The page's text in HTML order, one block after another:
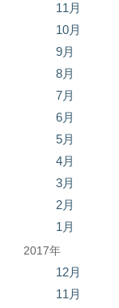
11月
10月
9月
8月
7月
6月
5月
4月
3月
2月
1月
2017年
12月
11月